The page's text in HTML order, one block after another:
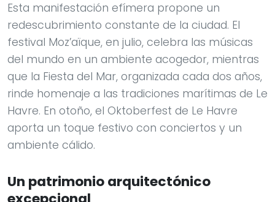
Esta manifestación efímera propone un
redescubrimiento constante de la ciudad. El
festival Moz’aïque, en julio, celebra las músicas
del mundo en un ambiente acogedor, mientras
que la Fiesta del Mar, organizada cada dos años,
rinde homenaje a las tradiciones marítimas de Le
Havre. En otoño, el Oktoberfest de Le Havre
aporta un toque festivo con conciertos y un
ambiente cálido.
Un patrimonio arquitectónico